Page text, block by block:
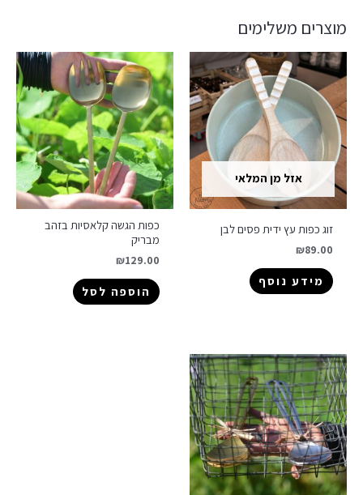
מוצרים משלימים
אזל מן המלאי
זוג כפות עץ ידית פסים לבן
₪89.00
מידע נוסף
כפות הגשה קלאסיות בזהב
מבריק
₪129.00
הוספה לסל